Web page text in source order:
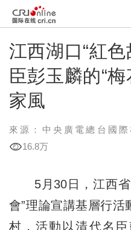
江西湖口“紅
臣彭玉麟的“
家風
來源：中央廣電總台國際
16.8万
5月30日，江西省
會”理論宣講基層行
村，活動以清代名